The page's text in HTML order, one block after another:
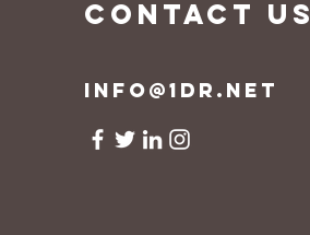
CONTACT US
info@1dr.net